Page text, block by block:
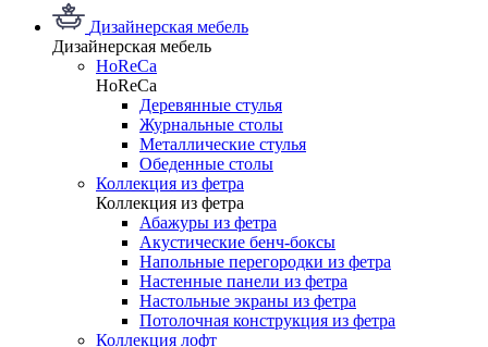
Дизайнерская мебель
Дизайнерская мебель
HoReCa
HoReCa
Деревянные стулья
Журнальные столы
Металлические стулья
Обеденные столы
Коллекция из фетра
Коллекция из фетра
Абажуры из фетра
Акустические бенч-боксы
Напольные перегородки из фетра
Настенные панели из фетра
Настольные экраны из фетра
Потолочная конструкция из фетра
Коллекция лофт